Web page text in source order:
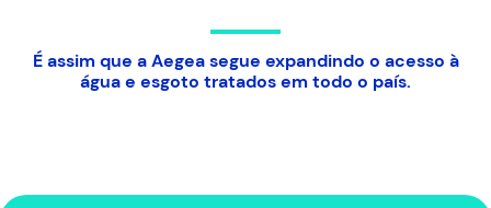
É assim que a Aegea segue expandindo o acesso à
água e esgoto tratados em todo o país.